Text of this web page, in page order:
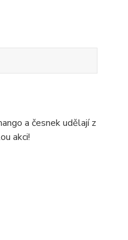
a česnek udělají z
akci!